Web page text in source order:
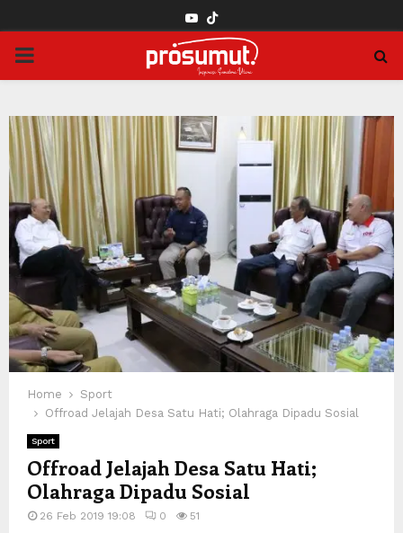
YOUTUBE
PRIMARY
Home
Sport
Offroad Jelajah Desa Satu Hati; Olahraga Dipadu Sosial
Sport
Offroad Jelajah Desa Satu Hati;
Olahraga Dipadu Sosial
26 Feb 2019 19:08 0 51